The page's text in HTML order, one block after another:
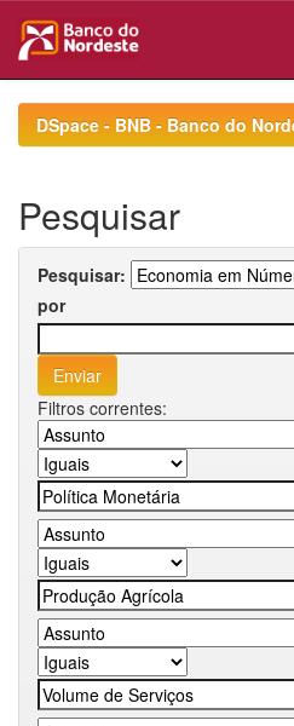
navigationDSpace - BNB - Banco do
Pesquisar
Pesquisar:
por
Filtros correntes: